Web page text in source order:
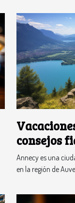
consejos
aventura
Annecy es una
en la región de